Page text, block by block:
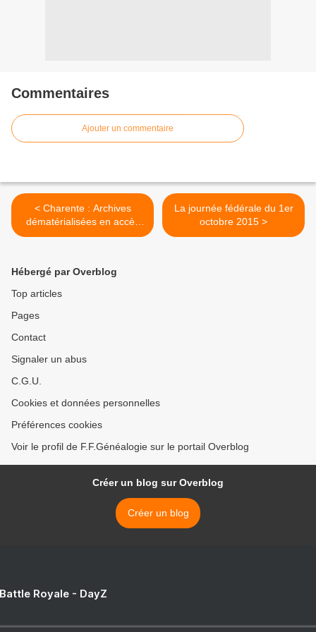
Commentaires
Ajouter un commentaire
< Charente : Archives
dématérialisées en accès
gratuit dès le 1er juillet
La journée fédérale du 1er
octobre 2015 >
Hébergé par Overblog
Top articles
Pages
Contact
Signaler un abus
C.G.U.
Cookies et données personnelles
Préférences cookies
Voir le profil de F.F.Généalogie sur le portail Overblog
Créer un blog sur Overblog
Créer un blog
Royale - DayZ